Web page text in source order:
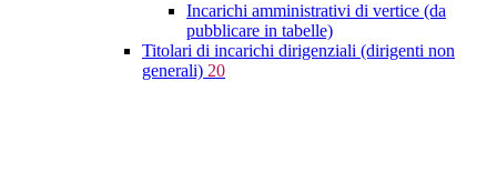
Incarichi amministrativi di vertice (da
pubblicare in tabelle)
Titolari di incarichi dirigenziali (dirigenti non
generali) 20